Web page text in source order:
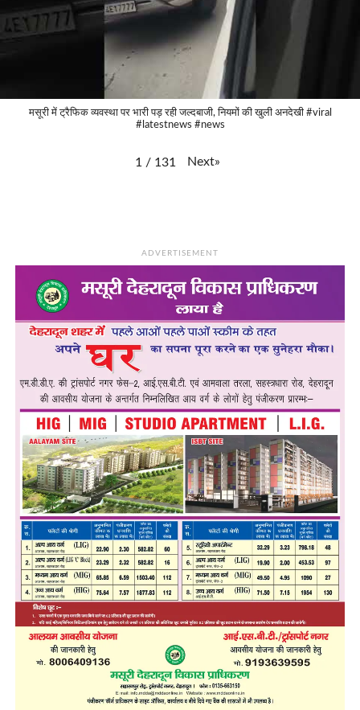
मसूरी में ट्रैफिक व्यवस्था पर भारी पड़ रही जल्दबाजी, नियमों की खुली अनदेखी #viral
#latestnews #news
1 / 131 Next»
ADVERTISEMENT